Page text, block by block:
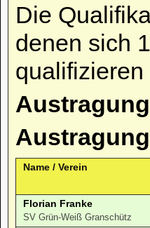
Die
denen sich
qualifizieren
Name / Verein
Florian Franke
SV Grün-Weiß Granschütz